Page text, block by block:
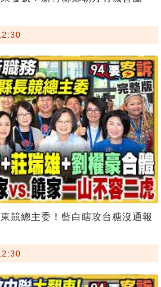
競總主委！藍白瞎攻台糖沒通報